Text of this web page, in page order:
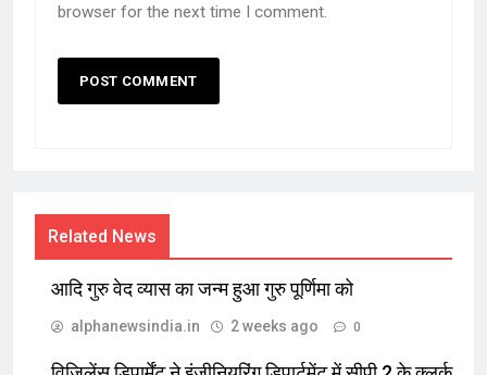
browser for the next time I comment.
Related News
आदि गुरु वेद व्यास का जन्म हुआ गुरु पूर्णिमा को
alphanewsindia.in 2 weeks ago 0